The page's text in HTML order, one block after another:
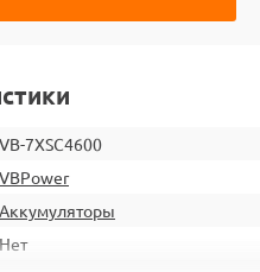
VB-7XSC4600
VBPower
Аккумуляторы
Нет